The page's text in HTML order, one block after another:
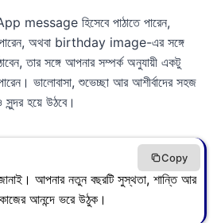
message হিসেবে পাঠাতে পারেন,
অথবা birthday image-এর সঙ্গে
তার সঙ্গে আপনার সম্পর্ক অনুযায়ী একটু
ভালোবাসা, শুভেচ্ছা আর আশীর্বাদের সহজ
হয়ে উঠবে।
আপনার নতুন বছরটি সুস্থতা, শান্তি আর
আনন্দে ভরে উঠুক।
Copy